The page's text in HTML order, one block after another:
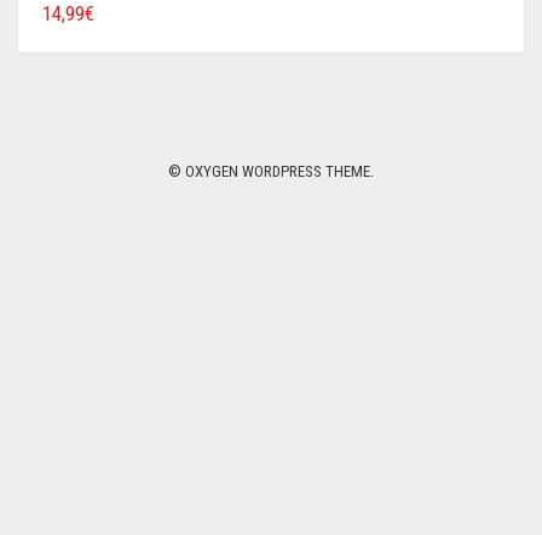
14,99€
© OXYGEN WORDPRESS THEME.